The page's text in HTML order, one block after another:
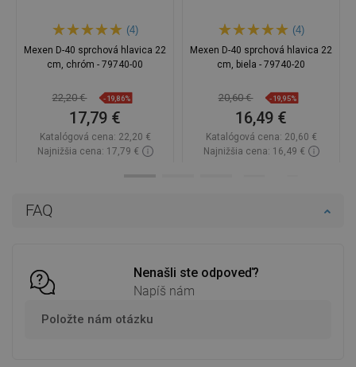
FAQ
Nenašli ste odpoveď?
Napíš nám
Položte nám otázku
(4)
Mexen D-40 sprchová hlavica 22
cm, chróm - 79740-00
22,20 € -19,86%
17,79 €
Katalógová cena: 22,20 €
Najnižšia cena: 17,79 €
(4)
Mexen D-40 sprchová hlavica 22
cm, biela - 79740-20
20,60 € -19,95%
16,49 €
Katalógová cena: 20,60 €
Najnižšia cena: 16,49 €